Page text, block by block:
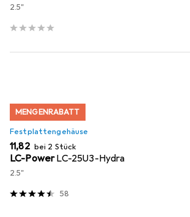
2.5"
MENGENRABATT
Festplattengehäuse
EUR
11,82 bei 2 Stück
LC-PowerLC-25U3-Hydra
2.5"
58